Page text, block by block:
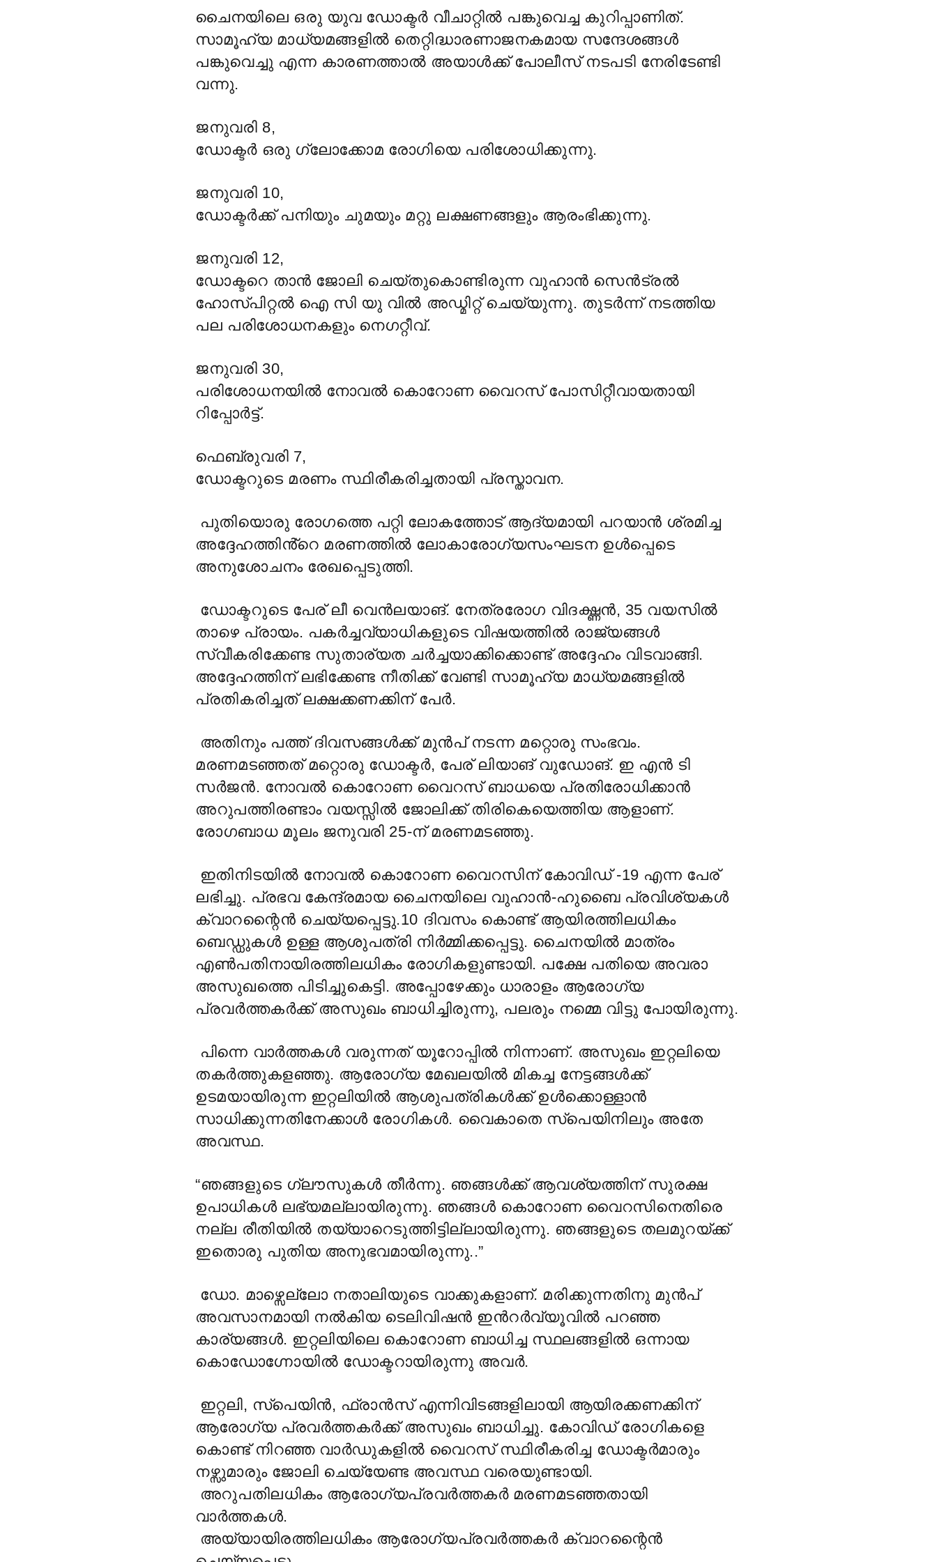
ചൈനയിലെ ഒരു യുവ ഡോക്ടർ വീചാറ്റിൽ പങ്കുവെച്ച കുറിപ്പാണിത്.
സാമൂഹ്യ മാധ്യമങ്ങളിൽ തെറ്റിദ്ധാരണാജനകമായ സന്ദേശങ്ങൾ
പങ്കുവെച്ചു എന്ന കാരണത്താൽ അയാൾക്ക് പോലീസ് നടപടി നേരിടേണ്ടി
വന്നു.
ജനുവരി 8,
ഡോക്ടർ ഒരു ഗ്ലോക്കോമ രോഗിയെ പരിശോധിക്കുന്നു.
ജനുവരി 10,
ഡോക്ടർക്ക് പനിയും ചുമയും മറ്റു ലക്ഷണങ്ങളും ആരംഭിക്കുന്നു.
ജനുവരി 12,
ഡോക്ടറെ താൻ ജോലി ചെയ്തുകൊണ്ടിരുന്ന വുഹാൻ സെൻട്രൽ
ഹോസ്പിറ്റൽ ഐ സി യു വിൽ അഡ്മിറ്റ് ചെയ്യുന്നു. തുടർന്ന് നടത്തിയ
പല പരിശോധനകളും നെഗറ്റീവ്.
ജനുവരി 30,
പരിശോധനയിൽ നോവൽ കൊറോണ വൈറസ് പോസിറ്റീവായതായി
റിപ്പോർട്ട്.
ഫെബ്രുവരി 7,
ഡോക്ടറുടെ മരണം സ്ഥിരീകരിച്ചതായി പ്രസ്താവന.
പുതിയൊരു രോഗത്തെ പറ്റി ലോകത്തോട് ആദ്യമായി പറയാൻ ശ്രമിച്ച
അദ്ദേഹത്തിൻ്റെ മരണത്തിൽ ലോകാരോഗ്യസംഘടന ഉൾപ്പെടെ
അനുശോചനം രേഖപ്പെടുത്തി.
ഡോക്ടറുടെ പേര് ലീ വെൻലയാങ്. നേത്രരോഗ വിദഗ്ദ്ധൻ, 35 വയസിൽ
താഴെ പ്രായം. പകർച്ചവ്യാധികളുടെ വിഷയത്തിൽ രാജ്യങ്ങൾ
സ്വീകരിക്കേണ്ട സുതാര്യത ചർച്ചയാക്കിക്കൊണ്ട് അദ്ദേഹം വിടവാങ്ങി.
അദ്ദേഹത്തിന് ലഭിക്കേണ്ട നീതിക്ക് വേണ്ടി സാമൂഹ്യ മാധ്യമങ്ങളിൽ
പ്രതികരിച്ചത് ലക്ഷക്കണക്കിന് പേർ.
അതിനും പത്ത് ദിവസങ്ങൾക്ക് മുൻപ് നടന്ന മറ്റൊരു സംഭവം.
മരണമടഞ്ഞത് മറ്റൊരു ഡോക്ടർ, പേര് ലിയാങ് വുഡോങ്. ഇ എൻ ടി
സർജൻ. നോവൽ കൊറോണ വൈറസ് ബാധയെ പ്രതിരോധിക്കാൻ
അറുപത്തിരണ്ടാം വയസ്സിൽ ജോലിക്ക് തിരികെയെത്തിയ ആളാണ്.
രോഗബാധ മൂലം ജനുവരി 25-ന് മരണമടഞ്ഞു.
ഇതിനിടയിൽ നോവൽ കൊറോണ വൈറസിന് കോവിഡ് -19 എന്ന പേര്
ലഭിച്ചു. പ്രഭവ കേന്ദ്രമായ ചൈനയിലെ വുഹാൻ-ഹുബൈ പ്രവിശ്യകൾ
ക്വാറന്റൈൻ ചെയ്യപ്പെട്ടു.10 ദിവസം കൊണ്ട് ആയിരത്തിലധികം
ബെഡ്ഡുകൾ ഉള്ള ആശുപത്രി നിർമ്മിക്കപ്പെട്ടു. ചൈനയിൽ മാത്രം
എൺപതിനായിരത്തിലധികം രോഗികളുണ്ടായി. പക്ഷേ പതിയെ അവരാ
അസുഖത്തെ പിടിച്ചുകെട്ടി. അപ്പോഴേക്കും ധാരാളം ആരോഗ്യ
പ്രവർത്തകർക്ക് അസുഖം ബാധിച്ചിരുന്നു, പലരും നമ്മെ വിട്ടു പോയിരുന്നു.
പിന്നെ വാർത്തകൾ വരുന്നത് യൂറോപ്പിൽ നിന്നാണ്. അസുഖം ഇറ്റലിയെ
തകർത്തുകളഞ്ഞു. ആരോഗ്യ മേഖലയിൽ മികച്ച നേട്ടങ്ങൾക്ക്
ഉടമയായിരുന്ന ഇറ്റലിയിൽ ആശുപത്രികൾക്ക് ഉൾക്കൊള്ളാൻ
സാധിക്കുന്നതിനേക്കാൾ രോഗികൾ. വൈകാതെ സ്പെയിനിലും അതേ
അവസ്ഥ.
“ഞങ്ങളുടെ ഗ്ലൗസുകൾ തീർന്നു. ഞങ്ങൾക്ക് ആവശ്യത്തിന് സുരക്ഷ
ഉപാധികൾ ലഭ്യമല്ലായിരുന്നു. ഞങ്ങൾ കൊറോണ വൈറസിനെതിരെ
നല്ല രീതിയിൽ തയ്യാറെടുത്തിട്ടില്ലായിരുന്നു. ഞങ്ങളുടെ തലമുറയ്ക്ക്
ഇതൊരു പുതിയ അനുഭവമായിരുന്നു..”
ഡോ. മാഴ്സെല്ലോ നതാലിയുടെ വാക്കുകളാണ്. മരിക്കുന്നതിനു മുൻപ്
അവസാനമായി നൽകിയ ടെലിവിഷൻ ഇൻറർവ്യൂവിൽ പറഞ്ഞ
കാര്യങ്ങൾ. ഇറ്റലിയിലെ കൊറോണ ബാധിച്ച സ്ഥലങ്ങളിൽ ഒന്നായ
കൊഡോഗ്നോയിൽ ഡോക്ടറായിരുന്നു അവർ.
ഇറ്റലി, സ്പെയിൻ, ഫ്രാൻസ് എന്നിവിടങ്ങളിലായി ആയിരക്കണക്കിന്
ആരോഗ്യ പ്രവർത്തകർക്ക് അസുഖം ബാധിച്ചു. കോവിഡ് രോഗികളെ
കൊണ്ട് നിറഞ്ഞ വാർഡുകളിൽ വൈറസ് സ്ഥിരീകരിച്ച ഡോക്ടർമാരും
നഴ്സുമാരും ജോലി ചെയ്യേണ്ട അവസ്ഥ വരെയുണ്ടായി.
അറുപതിലധികം ആരോഗ്യപ്രവർത്തകർ മരണമടഞ്ഞതായി
വാർത്തകൾ.
അയ്യായിരത്തിലധികം ആരോഗ്യപ്രവർത്തകർ ക്വാറന്റൈൻ